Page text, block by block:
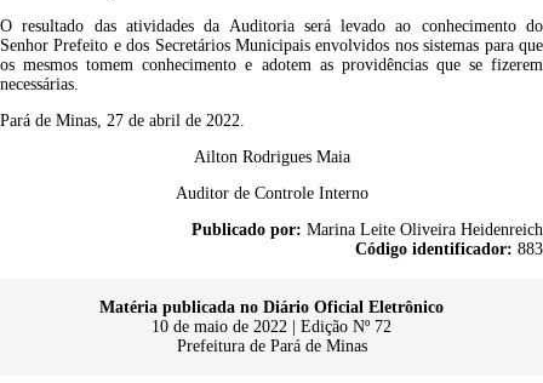
O resultado das atividades da Auditoria será levado ao conhecimento do
Senhor Prefeito e dos Secretários Municipais envolvidos nos sistemas para que
os mesmos tomem conhecimento e adotem as providências que se fizerem
necessárias.
Pará de Minas, 27 de abril de 2022.
Ailton Rodrigues Maia
Auditor de Controle Interno
Publicado por: Marina Leite Oliveira Heidenreich
Código identificador: 883
Matéria publicada no Diário Oficial Eletrônico
10 de maio de 2022 | Edição Nº 72
Prefeitura de Pará de Minas